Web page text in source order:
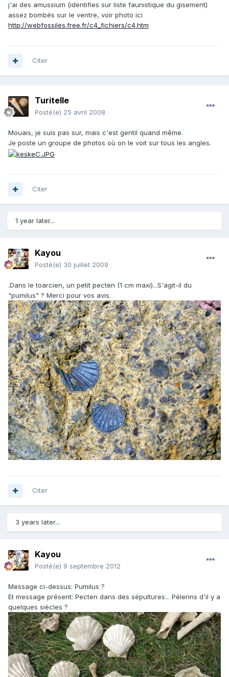
j'ai des amussium (identifies sur liste faunistique du gisement)
assez bombés sur le ventre, voir photo ici
http://webfossiles.free.fr/c4_fichiers/c4.htm
Citer
Turitelle
Posté(e) 25 avril 2008
Mouais, je suis pas sur, mais c'est gentil quand même.
Je poste un groupe de photos où on le voit sur tous les angles.
Citer
1 year later...
Kayou
Posté(e) 30 juillet 2009
.Dans le toarcien, un petit pecten (1 cm maxi)...S'agit-il du
"pumilus" ? Merci pour vos avis.
Citer
3 years later...
Kayou
Posté(e) 9 septembre 2012
Message ci-dessus: Pumilus ?
Et message présent: Pecten dans des sépultures... Pélerins d'il y a
quelques siècles ?